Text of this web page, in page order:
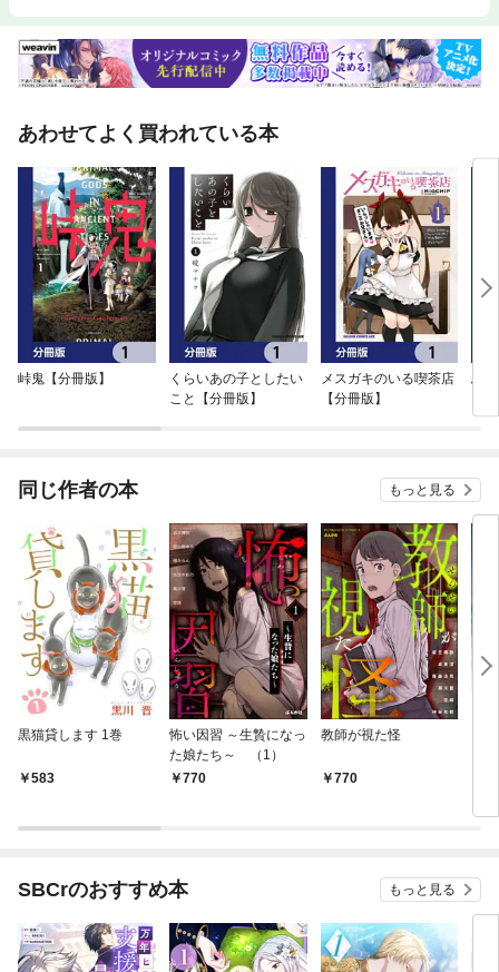
あわせてよく買われている本
峠鬼【分冊版】
くらいあの子としたい
こと【分冊版】
メスガキのいる喫茶店
【分冊版】
ふ
同じ作者の本 もっと見る
黒猫貸します 1巻
583
怖い因習 ～生贄になっ
た娘たち～ （1）
770
教師が視た怪
770
SBCrのおすすめ本 もっと見る